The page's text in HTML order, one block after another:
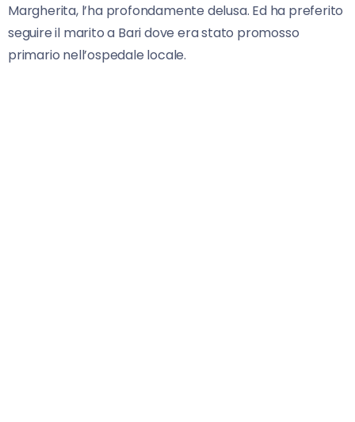
Margherita, l’ha profondamente delusa. Ed ha preferito
seguire il marito a Bari dove era stato promosso
primario nell’ospedale locale.